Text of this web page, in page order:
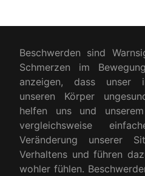
Beschwerden sind
Schmerzen im
anzeigen, dass unser
unseren Körper
helfen uns und
vergleichsweise
Veränderung unserer
Verhaltens und führen
wohler fühlen.